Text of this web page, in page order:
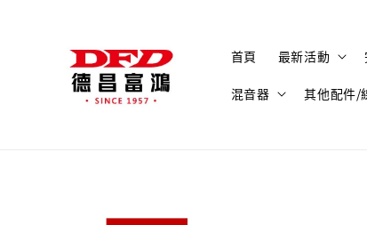
首頁 最新活動
混音器 其他配件/